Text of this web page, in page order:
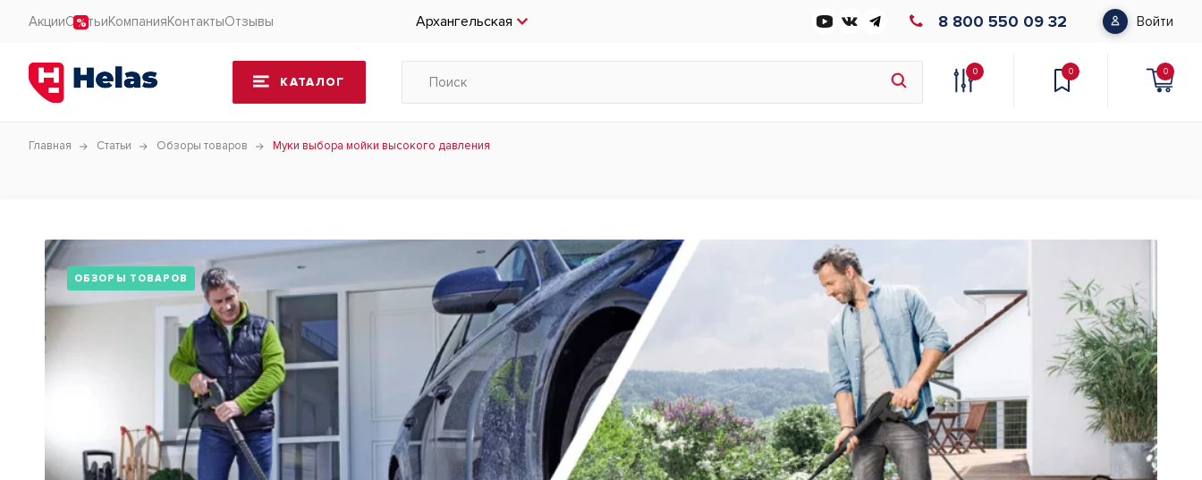
АкцииСтатьиКомпанияКонтактыОтзывы Архангельская 8 800 550 09 32 Войти
КАТАЛОГ
0 0 0
Главная Статьи Обзоры товаров Муки выбора мойки высокого давления
ОБЗОРЫ ТОВАРОВ